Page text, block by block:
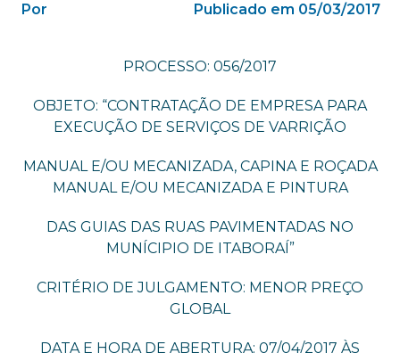
Por Publicado em 05/03/2017
PROCESSO: 056/2017
OBJETO: “CONTRATAÇÃO DE EMPRESA PARA
EXECUÇÃO DE SERVIÇOS DE VARRIÇÃO
MANUAL E/OU MECANIZADA, CAPINA E ROÇADA
MANUAL E/OU MECANIZADA E PINTURA
DAS GUIAS DAS RUAS PAVIMENTADAS NO
MUNÍCIPIO DE ITABORAÍ”
CRITÉRIO DE JULGAMENTO: MENOR PREÇO
GLOBAL
DATA E HORA DE ABERTURA: 07/04/2017 ÀS